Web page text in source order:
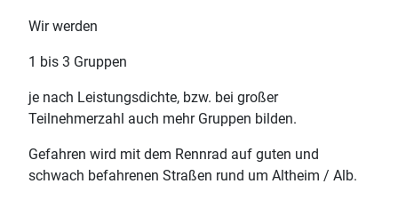
Wir werden
1 bis 3 Gruppen
je nach Leistungsdichte, bzw. bei großer
Teilnehmerzahl auch mehr Gruppen bilden.
Gefahren wird mit dem Rennrad auf guten und
schwach befahrenen Straßen rund um Altheim / Alb.